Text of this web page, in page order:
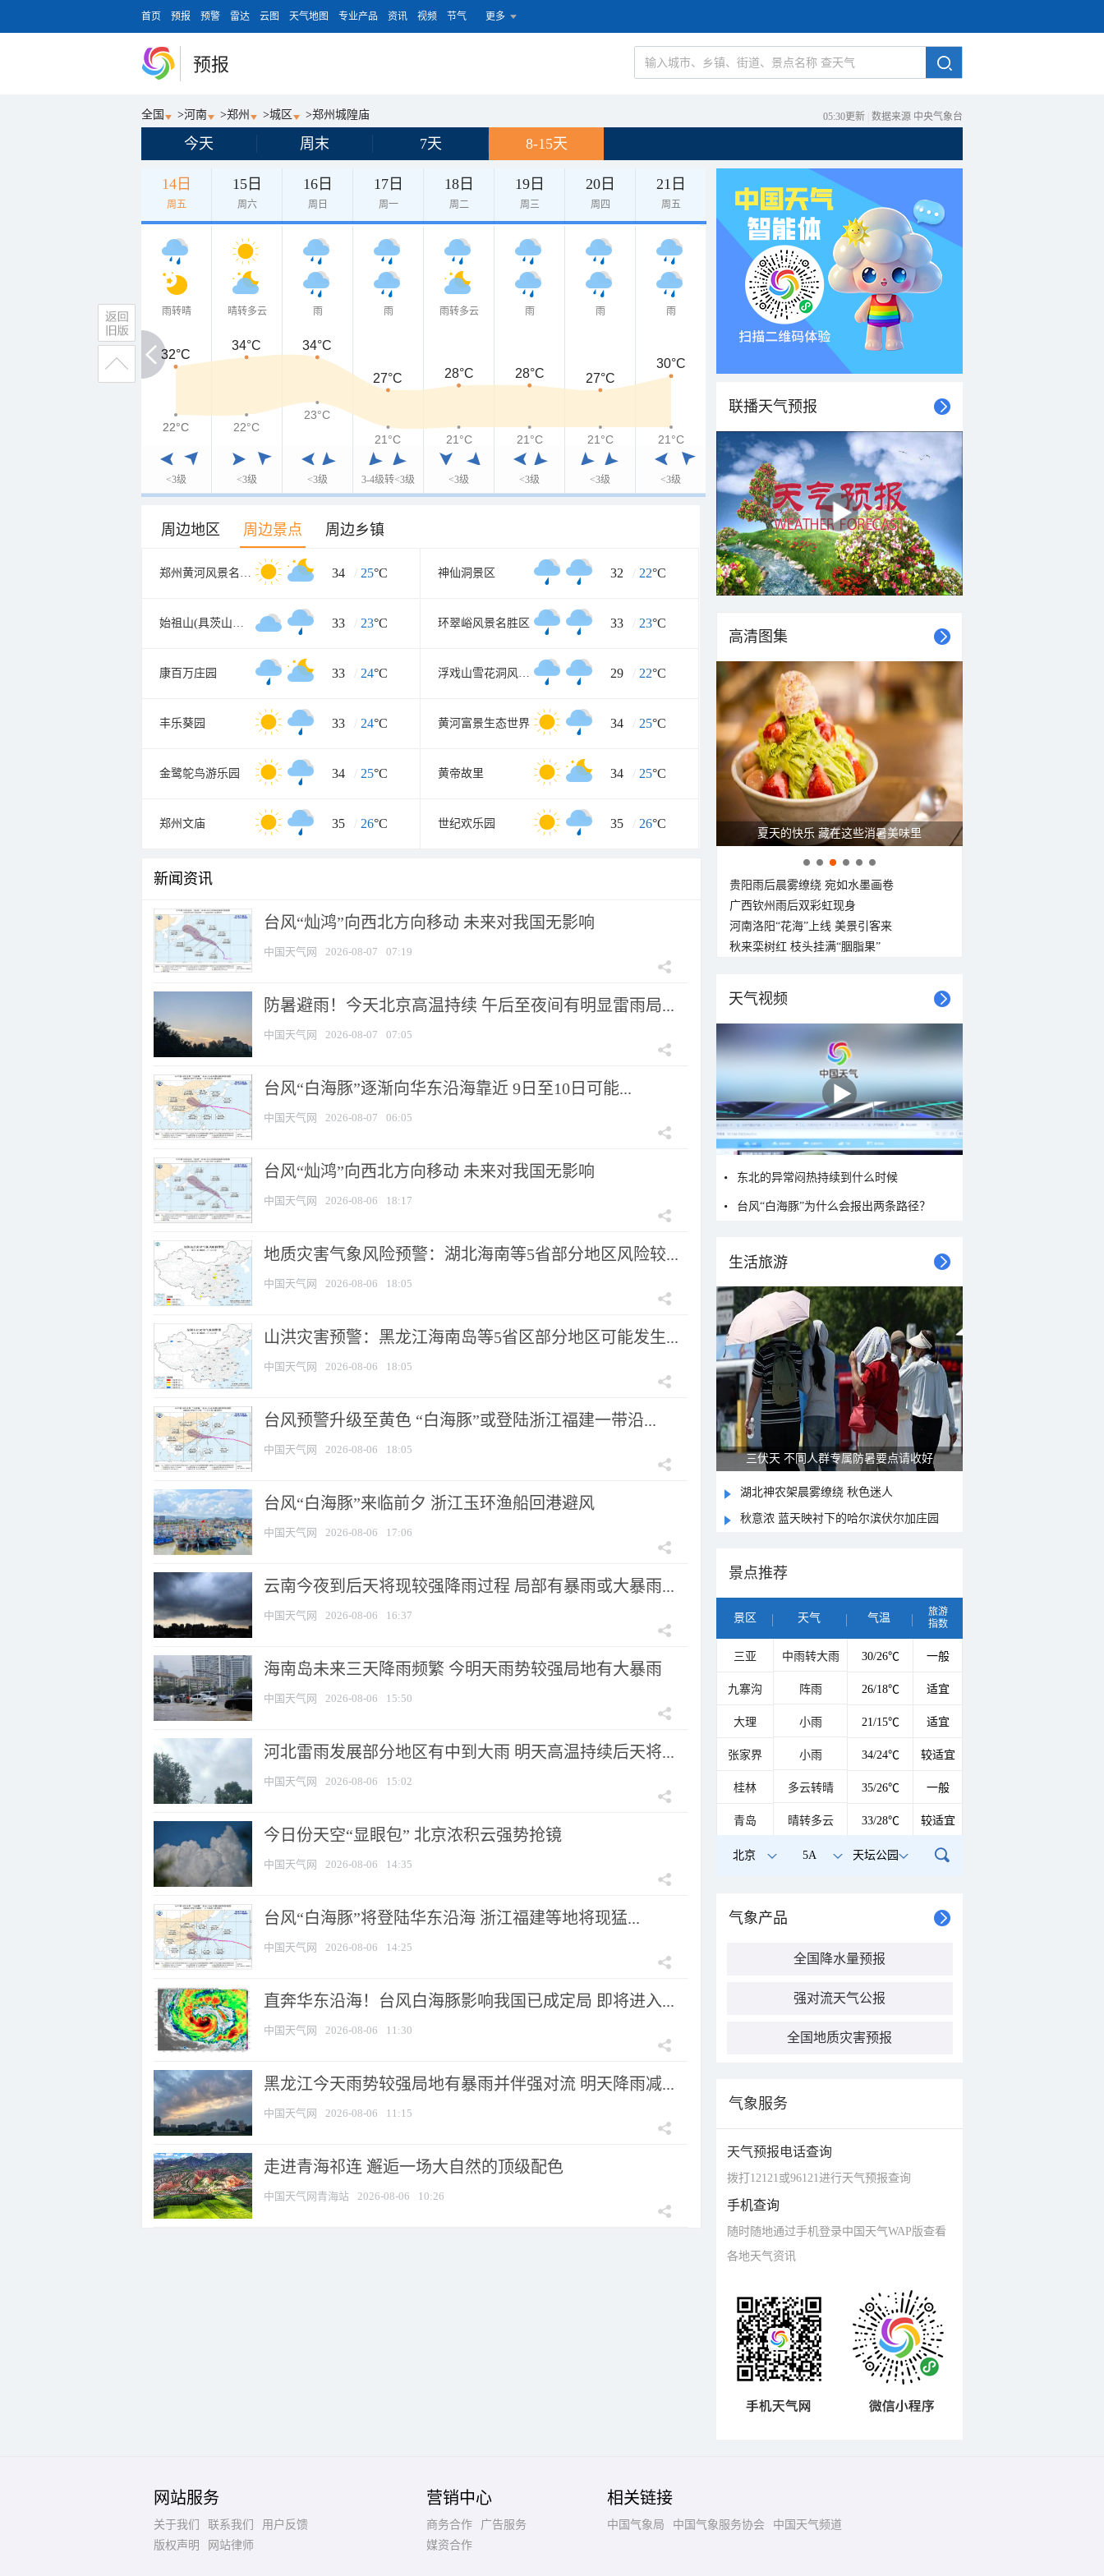
首页 预报 预警 雷达 云图 天气地图 专业产品 资讯 视频 节气 更多
预报
全国 >河南 >郑州 >城区 >郑州城隍庙 05:30更新 数据来源 中央气象台
今天 周末 7天 8-15天
14日
周五
15日
周六
16日
周日
17日
周一
18日
周二
19日
周三
20日
周四
21日
周五
雨转晴
<3级
晴转多云
<3级
雨
<3级
雨
3-4级转<3级
雨转多云
<3级
雨
<3级
雨
<3级
雨
<3级
32°C
32°C
34°C 34°C
27°C 28°C 28°C 27°C
30°C
22°C
22°C 22°C
23°C
21°C
21°C 21°C 21°C 21°C
周边地区 周边景点 周边乡镇
郑州黄河风景名胜区 34 / 25°C 神仙洞景区 32 / 22°C
始祖山(具茨山景区 33 / 23°C 环翠峪风景名胜区 33 / 23°C
康百万庄园 33 / 24°C 浮戏山雪花洞风景名胜区 29 / 22°C
丰乐葵园 33 / 24°C 黄河富景生态世界 34 / 25°C
金鹭鸵鸟游乐园 34 / 25°C 黄帝故里 34 / 25°C
郑州文庙 35 / 26°C 世纪欢乐园 35 / 26°C
新闻资讯
台风“灿鸿”向西北方向移动 未来对我国无影响
中国天气网 2026-08-07 07:19
防暑避雨！今天北京高温持续 午后至夜间有明显雷雨局...
中国天气网 2026-08-07 07:05
台风“白海豚”逐渐向华东沿海靠近 9日至10日可能...
中国天气网 2026-08-07 06:05
台风“灿鸿”向西北方向移动 未来对我国无影响
中国天气网 2026-08-06 18:17
地质灾害气象风险预警：湖北海南等5省部分地区风险较...
中国天气网 2026-08-06 18:05
山洪灾害预警：黑龙江海南岛等5省区部分地区可能发生...
中国天气网 2026-08-06 18:05
台风预警升级至黄色 “白海豚”或登陆浙江福建一带沿...
中国天气网 2026-08-06 18:05
台风“白海豚”来临前夕 浙江玉环渔船回港避风
中国天气网 2026-08-06 17:06
云南今夜到后天将现较强降雨过程 局部有暴雨或大暴雨...
中国天气网 2026-08-06 16:37
海南岛未来三天降雨频繁 今明天雨势较强局地有大暴雨
中国天气网 2026-08-06 15:50
河北雷雨发展部分地区有中到大雨 明天高温持续后天将...
中国天气网 2026-08-06 15:02
今日份天空“显眼包” 北京浓积云强势抢镜
中国天气网 2026-08-06 14:35
台风“白海豚”将登陆华东沿海 浙江福建等地将现猛...
中国天气网 2026-08-06 14:25
直奔华东沿海！台风白海豚影响我国已成定局 即将进入...
中国天气网 2026-08-06 11:30
黑龙江今天雨势较强局地有暴雨并伴强对流 明天降雨减...
中国天气网 2026-08-06 11:15
走进青海祁连 邂逅一场大自然的顶级配色
中国天气网青海站 2026-08-06 10:26
联播天气预报
高清图集
夏天的快乐 藏在这些消暑美味里
贵阳雨后晨雾缭绕 宛如水墨画卷
广西钦州雨后双彩虹现身
河南洛阳“花海”上线 美景引客来
秋来栾树红 枝头挂满“胭脂果”
天气视频
东北的异常闷热持续到什么时候
台风“白海豚”为什么会报出两条路径？
生活旅游
三伏天 不同人群专属防暑要点请收好
湖北神农架晨雾缭绕 秋色迷人
秋意浓 蓝天映衬下的哈尔滨伏尔加庄园
景点推荐
景区 天气 气温
旅游
指数
三亚 中雨转大雨 30/26℃ 一般
九寨沟 阵雨 26/18℃ 适宜
大理 小雨 21/15℃ 适宜
张家界 小雨 34/24℃ 较适宜
桂林 多云转晴 35/26℃ 一般
青岛 晴转多云 33/28℃ 较适宜
北京 5A 天坛公园
气象产品
全国降水量预报
强对流天气公报
全国地质灾害预报
气象服务
天气预报电话查询
拨打12121或96121进行天气预报查询
手机查询
随时随地通过手机登录中国天气WAP版查看
各地天气资讯
网站服务
关于我们 联系我们
用户反馈
版权声明
网站律师
营销中心
商务合作
广告服务
媒资合作
相关链接
中国气象局 中国气象服务协会 中国天气频道